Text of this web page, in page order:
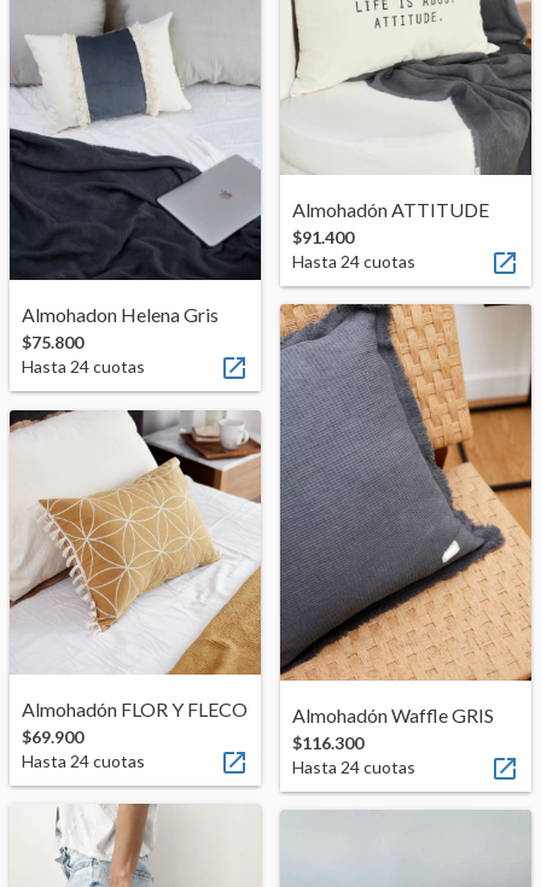
Almohadon Helena Gris
$75.800
Hasta 24cuotas 
Almohadón ATTITUDE
$91.400
Hasta 24cuotas 
Almohadón FLOR Y FLECO
$69.900
Hasta 24cuotas 
Almohadón Waffle GRIS
$116.300
Hasta 24cuotas 